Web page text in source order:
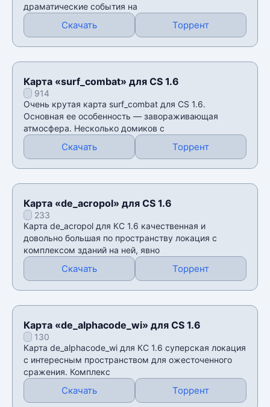
драматические события на
Скачать Торрент
Карта «surf_combat» для CS 1.6
914
Очень крутая карта surf_combat для CS 1.6.
Основная ее особенность — завораживающая
атмосфера. Несколько домиков с
Скачать Торрент
Карта «de_acropol» для CS 1.6
233
Карта de_acropol для КС 1.6 качественная и
довольно большая по пространству локация с
комплексом зданий на ней, явно
Скачать Торрент
Карта «de_alphacode_wi» для CS 1.6
130
Карта de_alphacode_wi для КС 1.6 суперская локация
с интересным пространством для ожесточенного
сражения. Комплекс
Скачать Торрент